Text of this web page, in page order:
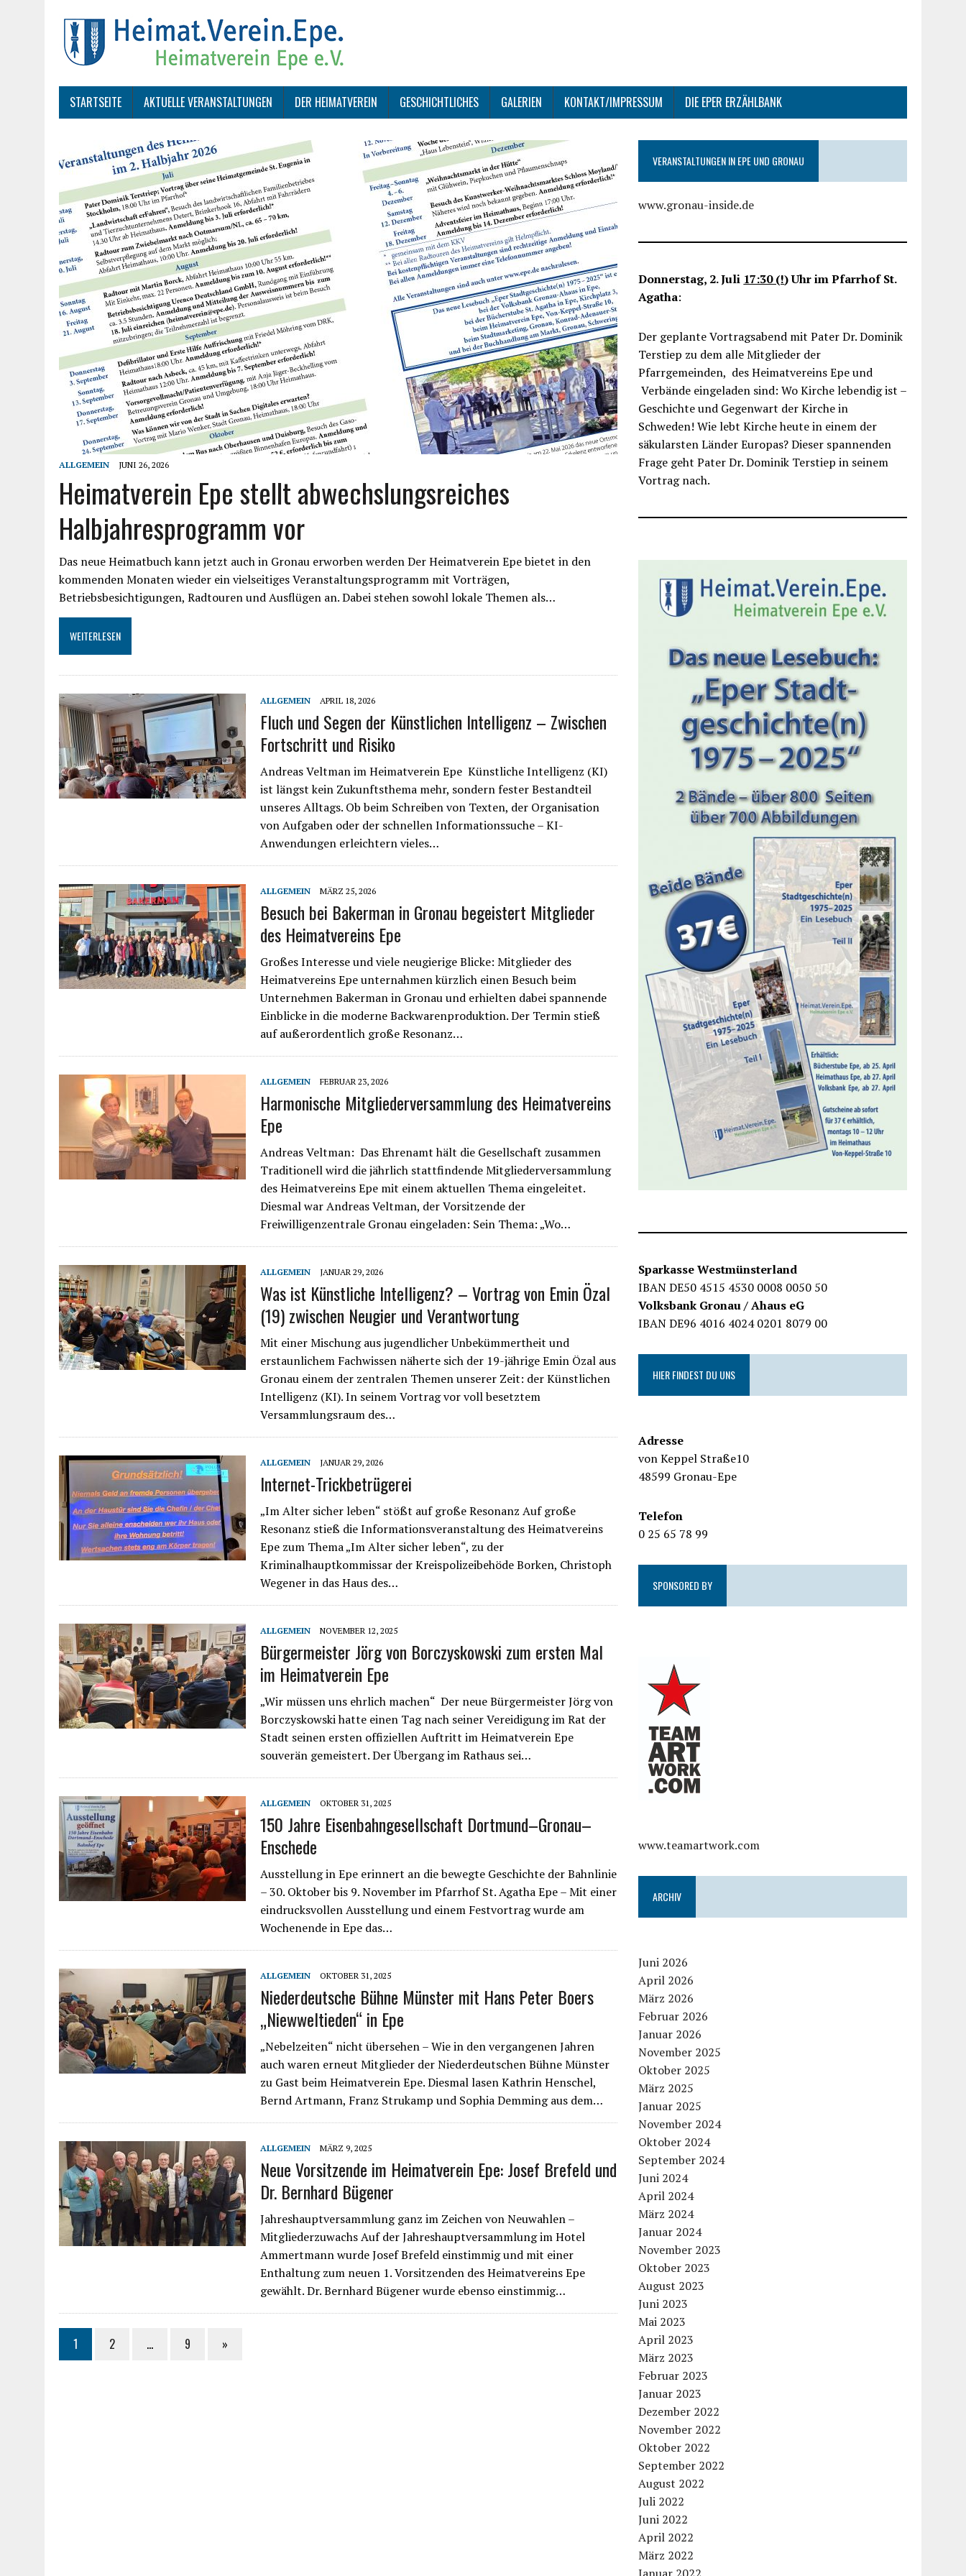
STARTSEITE AKTUELLE VERANSTALTUNGEN DER HEIMATVEREIN GESCHICHTLICHES GALERIEN KONTAKT/IMPRESSUM DIE EPER ERZÄHLBANK
ALLGEMEIN JUNI 26, 2026
Heimatverein Epe stellt abwechslungsreiches
Halbjahresprogramm vor
Das neue Heimatbuch kann jetzt auch in Gronau erworben werden Der Heimatverein Epe bietet in den
kommenden Monaten wieder ein vielseitiges Veranstaltungsprogramm mit Vorträgen,
Betriebsbesichtigungen, Radtouren und Ausflügen an. Dabei stehen sowohl lokale Themen als…
WEITERLESEN
ALLGEMEIN APRIL 18, 2026
Fluch und Segen der Künstlichen Intelligenz – Zwischen
Fortschritt und Risiko
Andreas Veltman im Heimatverein Epe Künstliche Intelligenz (KI)
ist längst kein Zukunftsthema mehr, sondern fester Bestandteil
unseres Alltags. Ob beim Schreiben von Texten, der Organisation
von Aufgaben oder der schnellen Informationssuche – KI-
Anwendungen erleichtern vieles…
ALLGEMEIN MÄRZ 25, 2026
Besuch bei Bakerman in Gronau begeistert Mitglieder
des Heimatvereins Epe
Großes Interesse und viele neugierige Blicke: Mitglieder des
Heimatvereins Epe unternahmen kürzlich einen Besuch beim
Unternehmen Bakerman in Gronau und erhielten dabei spannende
Einblicke in die moderne Backwarenproduktion. Der Termin stieß
auf außerordentlich große Resonanz…
ALLGEMEIN FEBRUAR 23, 2026
Harmonische Mitgliederversammlung des Heimatvereins
Epe
Andreas Veltman: Das Ehrenamt hält die Gesellschaft zusammen
Traditionell wird die jährlich stattfindende Mitgliederversammlung
des Heimatvereins Epe mit einem aktuellen Thema eingeleitet.
Diesmal war Andreas Veltman, der Vorsitzende der
Freiwilligenzentrale Gronau eingeladen: Sein Thema: „Wo…
ALLGEMEIN JANUAR 29, 2026
Was ist Künstliche Intelligenz? – Vortrag von Emin Özal
(19) zwischen Neugier und Verantwortung
Mit einer Mischung aus jugendlicher Unbekümmertheit und
erstaunlichem Fachwissen näherte sich der 19-jährige Emin Özal aus
Gronau einem der zentralen Themen unserer Zeit: der Künstlichen
Intelligenz (KI). In seinem Vortrag vor voll besetztem
Versammlungsraum des…
ALLGEMEIN JANUAR 29, 2026
Internet-Trickbetrügerei
„Im Alter sicher leben“ stößt auf große Resonanz Auf große
Resonanz stieß die Informationsveranstaltung des Heimatvereins
Epe zum Thema „Im Alter sicher leben“, zu der
Kriminalhauptkommissar der Kreispolizeibehöde Borken, Christoph
Wegener in das Haus des…
ALLGEMEIN NOVEMBER 12, 2025
Bürgermeister Jörg von Borczyskowski zum ersten Mal
im Heimatverein Epe
„Wir müssen uns ehrlich machen“ Der neue Bürgermeister Jörg von
Borczyskowski hatte einen Tag nach seiner Vereidigung im Rat der
Stadt seinen ersten offiziellen Auftritt im Heimatverein Epe
souverän gemeistert. Der Übergang im Rathaus sei…
ALLGEMEIN OKTOBER 31, 2025
150 Jahre Eisenbahngesellschaft Dortmund–Gronau–
Enschede
Ausstellung in Epe erinnert an die bewegte Geschichte der Bahnlinie
– 30. Oktober bis 9. November im Pfarrhof St. Agatha Epe – Mit einer
eindrucksvollen Ausstellung und einem Festvortrag wurde am
Wochenende in Epe das…
ALLGEMEIN OKTOBER 31, 2025
Niederdeutsche Bühne Münster mit Hans Peter Boers
„Niewweltieden“ in Epe
„Nebelzeiten“ nicht übersehen – Wie in den vergangenen Jahren
auch waren erneut Mitglieder der Niederdeutschen Bühne Münster
zu Gast beim Heimatverein Epe. Diesmal lasen Kathrin Henschel,
Bernd Artmann, Franz Strukamp und Sophia Demming aus dem…
ALLGEMEIN MÄRZ 9, 2025
Neue Vorsitzende im Heimatverein Epe: Josef Brefeld und
Dr. Bernhard Bügener
Jahreshauptversammlung ganz im Zeichen von Neuwahlen –
Mitgliederzuwachs Auf der Jahreshauptversammlung im Hotel
Ammertmann wurde Josef Brefeld einstimmig und mit einer
Enthaltung zum neuen 1. Vorsitzenden des Heimatvereins Epe
gewählt. Dr. Bernhard Bügener wurde ebenso einstimmig…
1 2 … 9 »
VERANSTALTUNGEN IN EPE UND GRONAU
www.gronau-inside.de
Donnerstag, 2. Juli 17:30 (!) Uhr im Pfarrhof St.
Agatha:
Der geplante Vortragsabend mit Pater Dr. Dominik
Terstiep zu dem alle Mitglieder der
Pfarrgemeinden, des Heimatvereins Epe und
Verbände eingeladen sind: Wo Kirche lebendig ist –
Geschichte und Gegenwart der Kirche in
Schweden! Wie lebt Kirche heute in einem der
säkularsten Länder Europas? Dieser spannenden
Frage geht Pater Dr. Dominik Terstiep in seinem
Vortrag nach.
Sparkasse Westmünsterland
IBAN DE50 4515 4530 0008 0050 50
Volksbank Gronau / Ahaus eG
IBAN DE96 4016 4024 0201 8079 00
HIER FINDEST DU UNS
Adresse
von Keppel Straße10
48599 Gronau-Epe
Telefon
0 25 65 78 99
SPONSORED BY
www.teamartwork.com
ARCHIV
Juni 2026
April 2026
März 2026
Februar 2026
Januar 2026
November 2025
Oktober 2025
März 2025
Januar 2025
November 2024
Oktober 2024
September 2024
Juni 2024
April 2024
März 2024
Januar 2024
November 2023
Oktober 2023
August 2023
Juni 2023
Mai 2023
April 2023
März 2023
Februar 2023
Januar 2023
Dezember 2022
November 2022
Oktober 2022
September 2022
August 2022
Juli 2022
Juni 2022
April 2022
März 2022